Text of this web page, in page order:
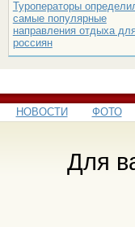
Туроператоры
самые популярные
направления отдыха
россиян
НОВОСТИ ФОТО
Для